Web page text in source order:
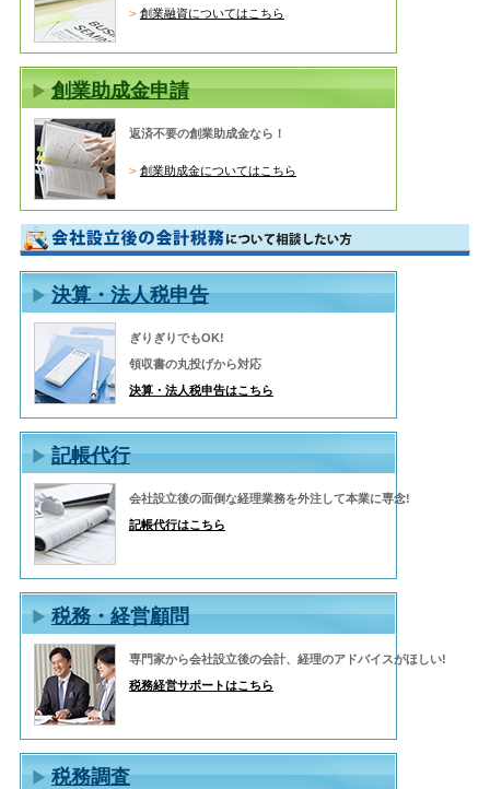
創業融資についてはこちら
創業助成金申請
返済不要の創業助成金なら！
創業助成金についてはこちら
決算・法人税申告
ぎりぎりでもOK!
領収書の丸投げから対応
決算・法人税申告はこちら
記帳代行
会社設立後の面倒な経理業務を外注して本業に専念!
記帳代行はこちら
税務・経営顧問
専門家から会社設立後の会計、経理のアドバイスがほしい!
税務経営サポートはこちら
税務調査